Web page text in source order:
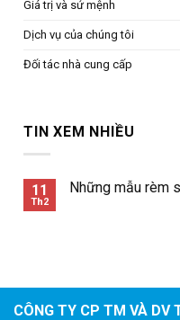
Giá trị và sứ mệnh
Dịch vụ của chúng tôi
Đối tác nhà cung cấp
TIN XEM NHIỀU
11
Th2
Những mẫu rèm
CÔNG TY CP TM VÀ DV